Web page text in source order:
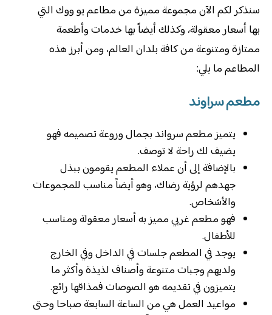
سنذكر لكم الآن مجموعة مميزة من مطاعم يو ووك التي
بها أسعار معقولة، وكذلك أيضاً بها خدمات وأطعمة
ممتازة ومتنوعة من كافة بلدان العالم، ومن أبرز هذه
المطاعم ما يلي:
مطعم سراوند
يتميز مطعم سرواند بجمال وروعة تصميمه فهو
يضيف لك راحة لا توصف.
بالإضافة إلى أن عملاء المطعم يقومون ببذل
جهدهم لرؤية رضاك، وهو أيضاً مناسب للمجموعات
والأشخاص.
فهو مطعم غربي مميز به أسعار معقولة ومناسب
للأطفال.
يوجد في المطعم جلسات في الداخل وفي الخارج
ولديهم وجبات متنوعة وأصناف لذيذة وأكثر ما
يتميزون في تقديمه هو الصوصات فمذاقها رائع.
مواعيد العمل هي من الساعة السابعة صباحا وحتى